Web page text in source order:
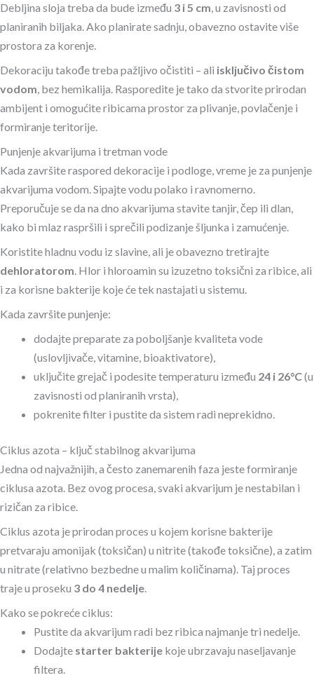
Debljina sloja treba da bude između 3 i 5 cm, u zavisnosti od
planiranih biljaka. Ako planirate sadnju, obavezno ostavite više
prostora za korenje.
Dekoraciju takođe treba pažljivo očistiti – ali isključivo čistom
vodom, bez hemikalija. Rasporedite je tako da stvorite prirodan
ambijent i omogućite ribicama prostor za plivanje, povlačenje i
formiranje teritorije.
Punjenje akvarijuma i tretman vode
Kada završite raspored dekoracije i podloge, vreme je za punjenje
akvarijuma vodom. Sipajte vodu polako i ravnomerno.
Preporučuje se da na dno akvarijuma stavite tanjir, čep ili dlan,
kako bi mlaz raspršili i sprečili podizanje šljunka i zamućenje.
Koristite hladnu vodu iz slavine, ali je obavezno tretirajte
dehloratorom. Hlor i hloroamin su izuzetno toksični za ribice, ali
i za korisne bakterije koje će tek nastajati u sistemu.
Kada završite punjenje:
dodajte preparate za poboljšanje kvaliteta vode
(uslovljivače, vitamine, bioaktivatore),
uključite grejač i podesite temperaturu između 24 i 26°C(u
zavisnosti od planiranih vrsta),
pokrenite filter i pustite da sistem radi neprekidno.
Ciklus azota – ključ stabilnog akvarijuma
Jedna od najvažnijih, a često zanemarenih faza jeste formiranje
ciklusa azota. Bez ovog procesa, svaki akvarijum je nestabilan i
rizičan za ribice.
Ciklus azota je prirodan proces u kojem korisne bakterije
pretvaraju amonijak (toksičan) u nitrite (takođe toksične), a zatim
u nitrate (relativno bezbedne u malim količinama). Taj proces
traje u proseku 3 do 4 nedelje.
Kako se pokreće ciklus:
Pustite da akvarijum radi bez ribica najmanje tri nedelje.
Dodajte starter bakterije koje ubrzavaju naseljavanje
filtera.